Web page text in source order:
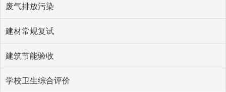
废气排放污染
建材常规复试
建筑节能验收
学校卫生综合评价